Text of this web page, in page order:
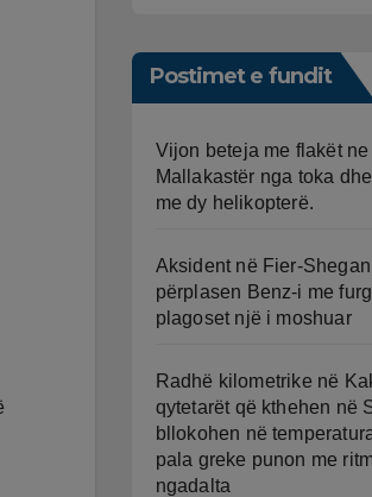
Postimet e fundit
Vijon beteja me flakët ne
Mallakastër nga toka
me dy helikopterë.
Aksident në Fier-
përplasen Benz-i me
plagoset një i moshuar
Radhë kilometrike në
qytetarët që kthehen në
bllokohen në
pala greke punon me
ngadalta